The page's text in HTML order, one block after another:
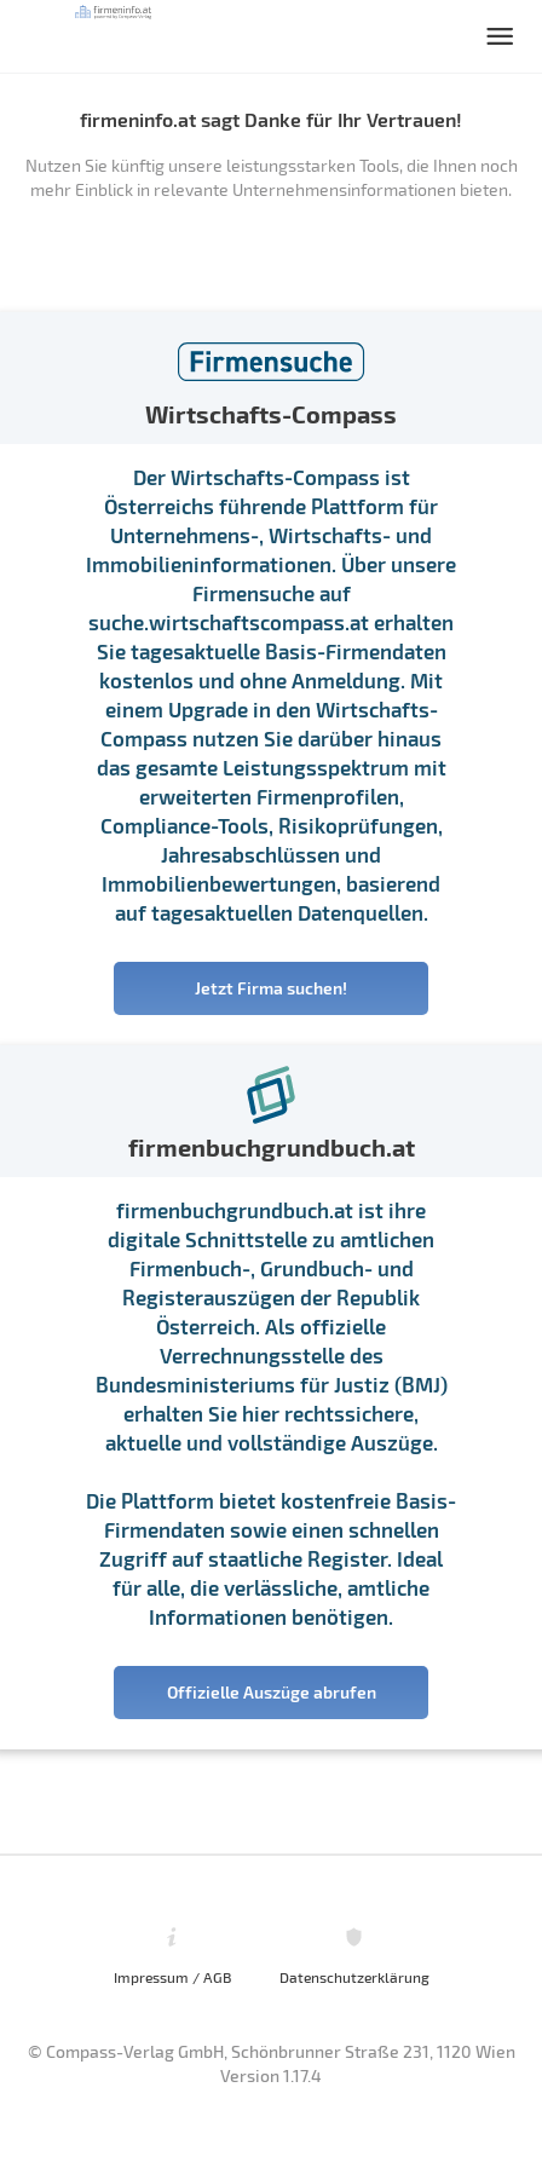
firmeninfo.at sagt Danke für Ihr Vertrauen!
Nutzen Sie künftig unsere leistungsstarken Tools, die Ihnen noch
mehr Einblick in relevante Unternehmensinformationen bieten.
Wirtschafts-Compass
Der Wirtschafts-Compass ist
Österreichs führende Plattform für
Unternehmens-, Wirtschafts- und
Immobilieninformationen. Über unsere
Firmensuche auf
suche.wirtschaftscompass.at erhalten
Sie tagesaktuelle Basis-Firmendaten
kostenlos und ohne Anmeldung. Mit
einem Upgrade in den Wirtschafts-
Compass nutzen Sie darüber hinaus
das gesamte Leistungsspektrum mit
erweiterten Firmenprofilen,
Compliance-Tools, Risikoprüfungen,
Jahresabschlüssen und
Immobilienbewertungen, basierend
auf tagesaktuellen Datenquellen.
Jetzt Firma suchen!
firmenbuchgrundbuch.at
firmenbuchgrundbuch.at ist ihre
digitale Schnittstelle zu amtlichen
Firmenbuch-, Grundbuch- und
Registerauszügen der Republik
Österreich. Als offizielle
Verrechnungsstelle des
Bundesministeriums für Justiz (BMJ)
erhalten Sie hier rechtssichere,
aktuelle und vollständige Auszüge.
Die Plattform bietet kostenfreie Basis-
Firmendaten sowie einen schnellen
Zugriff auf staatliche Register. Ideal
für alle, die verlässliche, amtliche
Informationen benötigen.
Offizielle Auszüge abrufen
Impressum / AGB Datenschutzerklärung
© Compass-Verlag GmbH, Schönbrunner Straße 231, 1120 Wien
Version 1.17.4